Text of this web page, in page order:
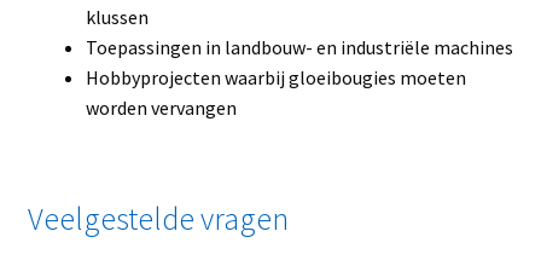
klussen
Toepassingen in landbouw- en industriële machines
Hobbyprojecten waarbij gloeibougies moeten
worden vervangen
Veelgestelde vragen